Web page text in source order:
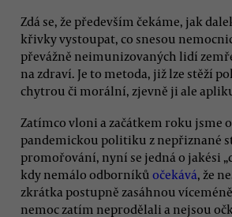
Zdá se, že především čekáme, jak
křivky vystoupat, co snesou
převážně neimunizovaných lidí
na zdraví. Je to metoda, již lze stěží
chytrou či morální, zjevně ji ale
Zatímco vloni a začátkem roku jsme
pandemickou politiku z nepřiznané
promořování, nyní se jedná o jakési
kdy nemálo odborníků očekává, že
zkrátka postupně zasáhnou
nemoc zatím neprodělali a nejsou